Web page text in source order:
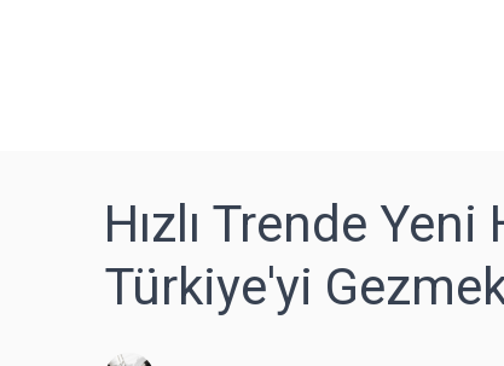
Hızlı Trende
Türkiye'yi